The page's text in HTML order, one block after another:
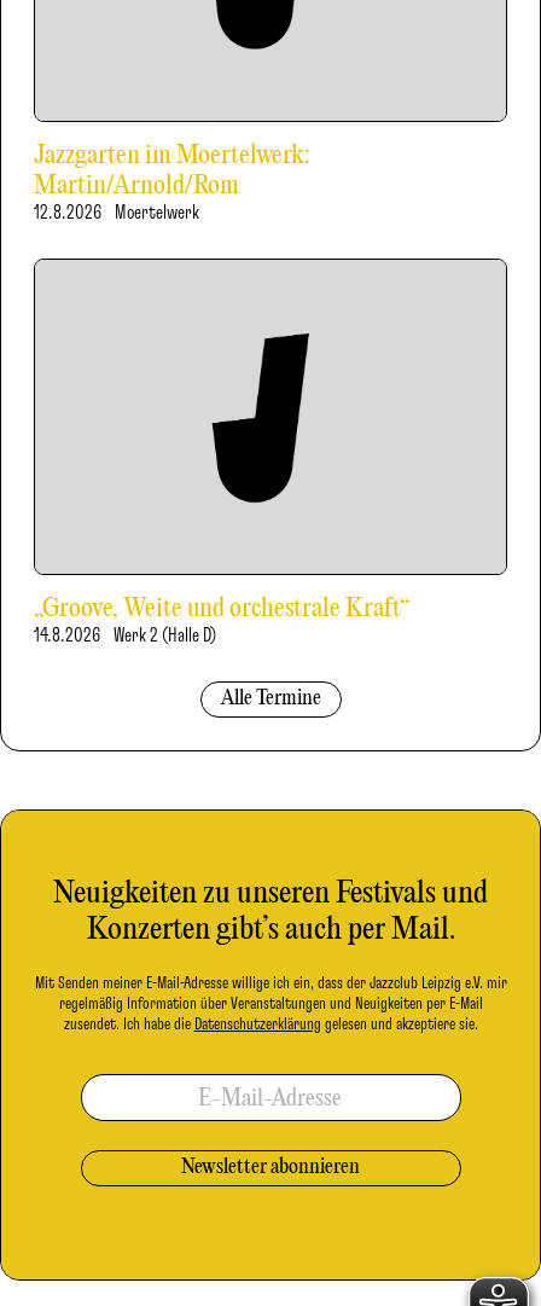
Jazzgarten im Moertelwerk:
Martin/Arnold/Rom
12.8.2026 Moertelwerk
„Groove, Weite und orchestrale Kraft“
14.8.2026 Werk 2 (Halle D)
Alle Termine
Neuigkeiten zu unseren Festivals und
Konzerten gibt’s auch per Mail.
Mit Senden meiner E-Mail-Adresse willige ich ein, dass der Jazzclub Leipzig e.V. mir
regelmäßig Information über Veranstaltungen und Neuigkeiten per E-Mail
zusendet. Ich habe die Datenschutzerklärung gelesen und akzeptiere sie.
E-Mail-Adresse